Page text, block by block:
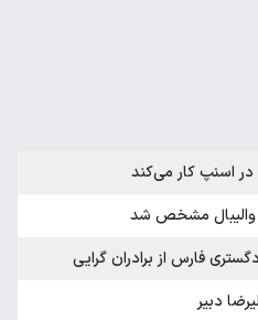
در اسنپ کار می‌کند
والیبال مشخص شد
فارس از برادران گرایی
دبیر